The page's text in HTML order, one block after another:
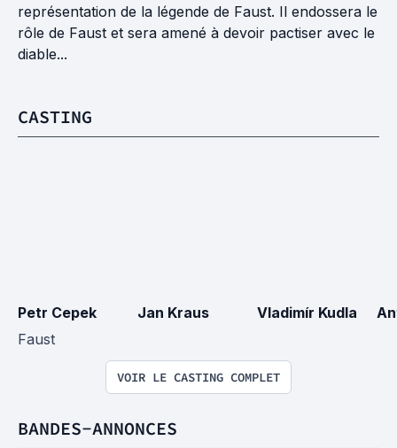
représentation de la légende de Faust. Il endossera le
rôle de Faust et sera amené à devoir pactiser avec le
diable...
CASTING
Petr Cepek
Faust
Jan Kraus Vladimír Kudla
VOIR LE CASTING COMPLET
BANDES-ANNONCES